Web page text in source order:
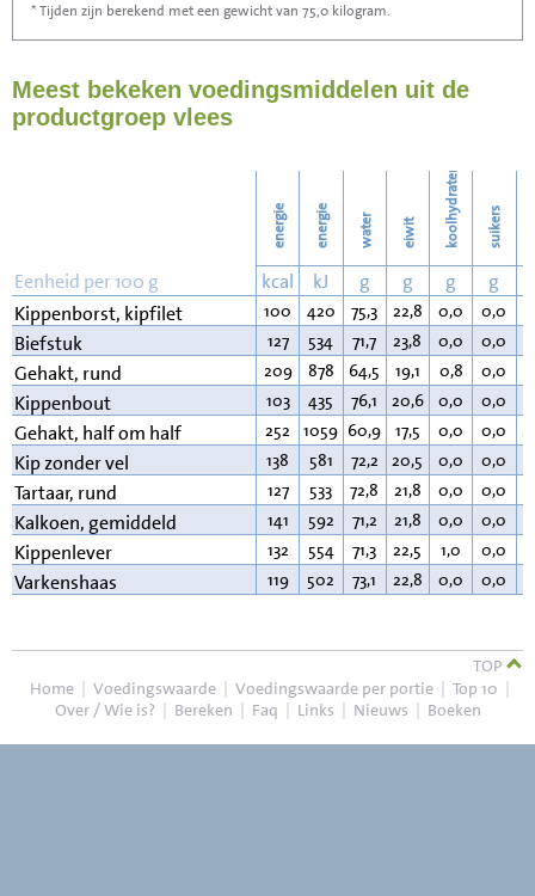
Stofzuigen
Strijken 68
79
* Tijden zijn berekend met een gewicht van 75,0 kilogram.
Meest bekeken voedingsmiddelen uit de
productgroep vlees
energie energie water eiwit koolhydraten suikers
Eenheid per 100 g kcal kJ g g g g
Kippenborst, kipfilet
100 420 75,3 22,8 0,0 0,0
Biefstuk 127 534 71,7 23,8 0,0 0,0
Gehakt, rund 209 878 64,5 19,1 0,8 0,0
Kippenbout 103 435 76,1 20,6 0,0 0,0
Gehakt, half om half 252 1059 60,9 17,5 0,0 0,0
Kip zonder vel 138 581 72,2 20,5 0,0 0,0
Tartaar, rund 127 533 72,8 21,8 0,0 0,0
Kalkoen, gemiddeld 141 592 71,2 21,8 0,0 0,0
Kippenlever 132 554 71,3 22,5 1,0 0,0
Varkenshaas 119 502 73,1 22,8 0,0 0,0
TOP
Home | Voedingswaarde | Voedingswaarde per portie | Top 10 |
Over / Wie is? | Bereken | Faq | Links | Nieuws | Boeken